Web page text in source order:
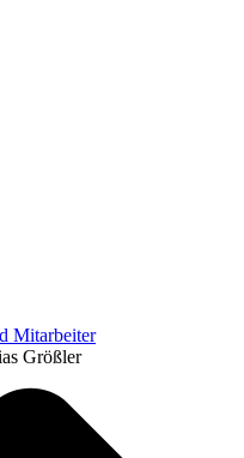
Mitarbeiter
Größler